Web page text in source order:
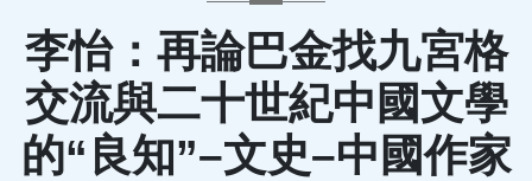
李怡：再論巴金找九宮格
交流與二十世紀中國文學
的“良知”–文史–中國作家